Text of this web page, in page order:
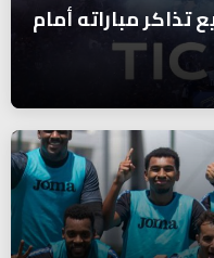
مباراته أمام